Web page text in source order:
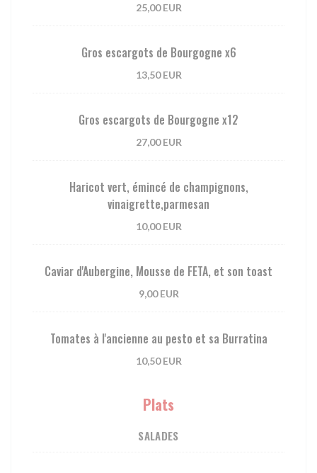
25,00 EUR
Gros escargots de Bourgogne x6
13,50 EUR
Gros escargots de Bourgogne x12
27,00 EUR
Haricot vert, émincé de champignons,
vinaigrette,parmesan
10,00 EUR
Caviar d'Aubergine, Mousse de FETA, et son toast
9,00 EUR
Tomates à l'ancienne au pesto et sa Burratina
10,50 EUR
Plats
SALADES